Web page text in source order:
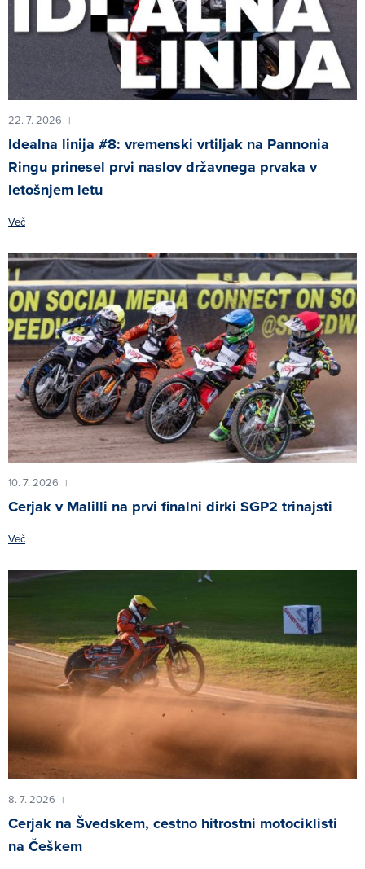
22. 7. 2026 |
Idealna linija #8: vremenski vrtiljak na Pannonia
Ringu prinesel prvi naslov državnega prvaka v
letošnjem letu
Več
10. 7. 2026 |
Cerjak v Malilli na prvi finalni dirki SGP2 trinajsti
Več
8. 7. 2026 |
Cerjak na Švedskem, cestno hitrostni motociklisti
na Češkem